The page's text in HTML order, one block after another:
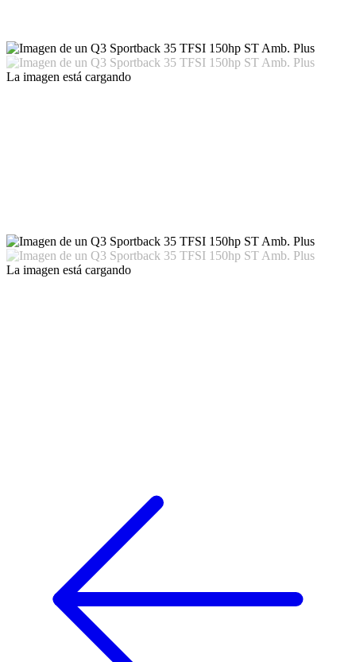
La imagen está cargando
La imagen está cargando